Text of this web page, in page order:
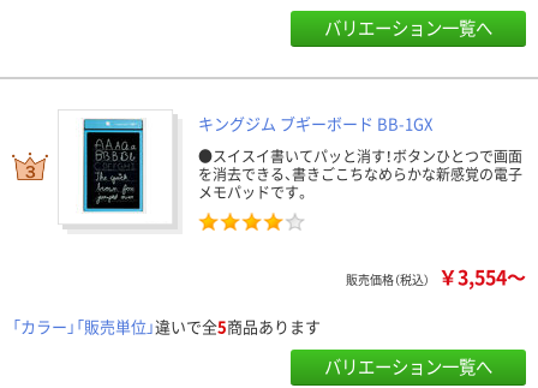
バリエーション一覧へ
キングジム ブギーボード BB-1GX
●スイスイ書いてパッと消す！ボタンひとつで画面
を消去できる、書きごこちなめらかな新感覚の電子
メモパッドです。
販売価格（税込） ￥3,554～
「カラー」「販売単位」違いで全5商品あります
バリエーション一覧へ